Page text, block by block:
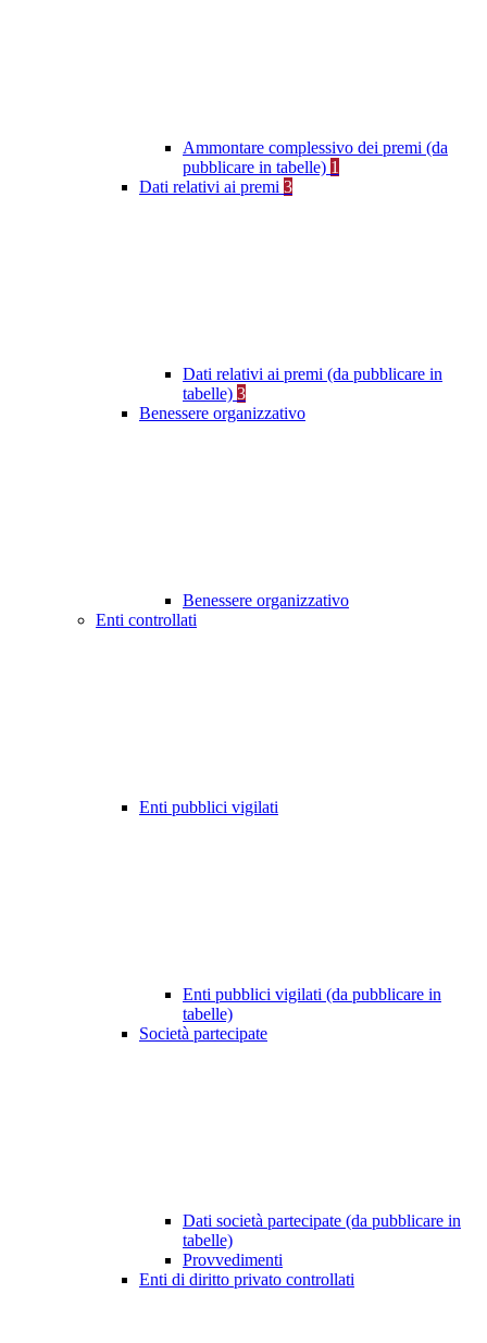
Ammontare complessivo dei premi (da
pubblicare in tabelle) 1
Dati relativi ai premi 3
Dati relativi ai premi (da pubblicare in
tabelle) 3
Benessere organizzativo
Benessere organizzativo
Enti controllati
Enti pubblici vigilati
Enti pubblici vigilati (da pubblicare in
tabelle)
Società partecipate
Dati società partecipate (da pubblicare in
tabelle)
Provvedimenti
Enti di diritto privato controllati